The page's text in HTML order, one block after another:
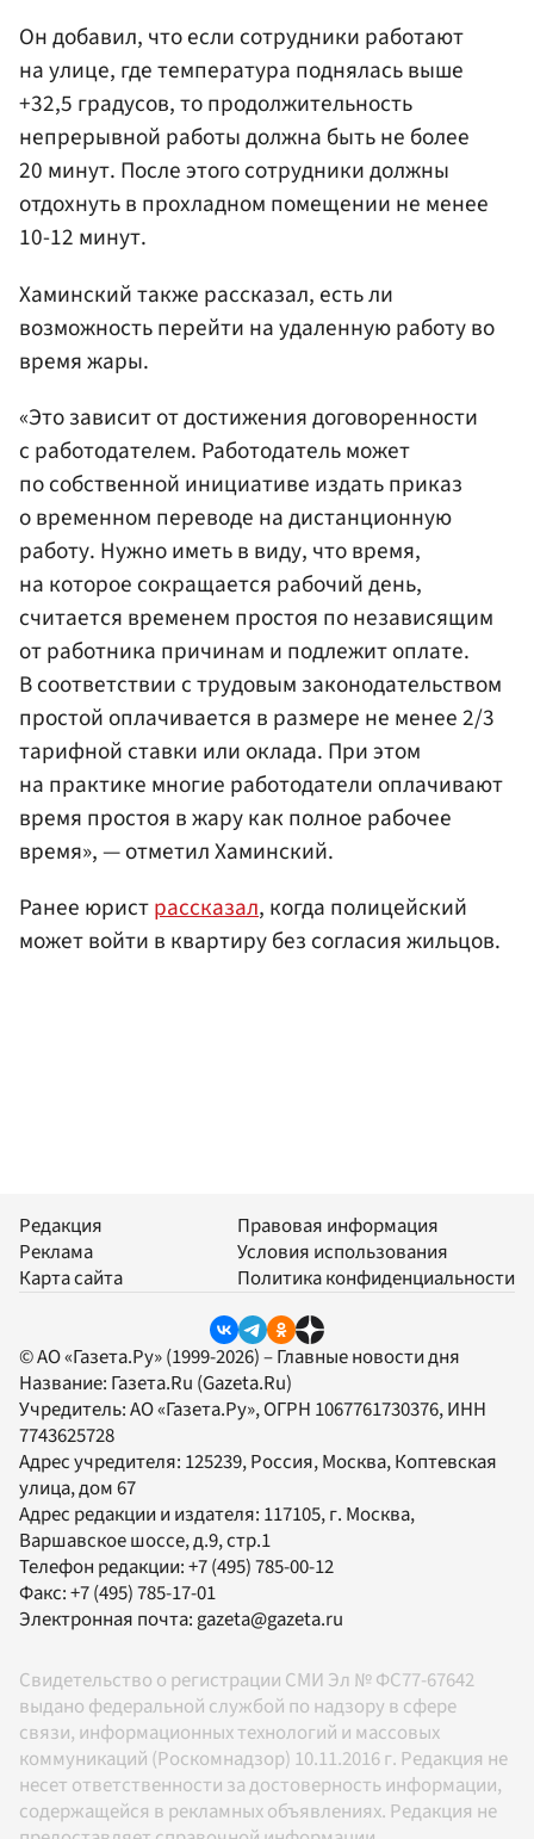
Он добавил, что если сотрудники работают
на улице, где температура поднялась выше
+32,5 градусов, то продолжительность
непрерывной работы должна быть не более
20 минут. После этого сотрудники должны
отдохнуть в прохладном помещении не менее
10-12 минут.
Хаминский также рассказал, есть ли
возможность перейти на удаленную работу во
время жары.
«Это зависит от достижения договоренности
с работодателем. Работодатель может
по собственной инициативе издать приказ
о временном переводе на дистанционную
работу. Нужно иметь в виду, что время,
на которое сокращается рабочий день,
считается временем простоя по независящим
от работника причинам и подлежит оплате.
В соответствии с трудовым законодательством
простой оплачивается в размере не менее 2/3
тарифной ставки или оклада. При этом
на практике многие работодатели оплачивают
время простоя в жару как полное рабочее
время», — отметил Хаминский.
Ранее юристрассказал, когда полицейский
может войти в квартиру без согласия жильцов.
Редакция
Реклама
Карта сайта
Правовая информация
Условия использования
Политика конфиденциальности
© АО «Газета.Ру» (1999-2026) – Главные новости дня
Название: Газета.Ru (Gazeta.Ru)
Учредитель:АО «Газета.Ру», ОГРН 1067761730376, ИНН
7743625728
Адрес учредителя: 125239, Россия, Москва, Коптевская
улица, дом 67
Адрес редакции и издателя: 117105, г. Москва,
Варшавское шоссе, д.9, стр.1
Телефон редакции:+7 (495) 785-00-12
Факс:+7 (495) 785-17-01
Электронная почта:gazeta@gazeta.ru
Свидетельство о регистрации СМИ Эл № ФС77-67642
выдано федеральной службой по надзору в сфере
связи, информационных технологий и массовых
коммуникаций (Роскомнадзор) 10.11.2016 г. Редакция не
несет ответственности за достоверность информации,
содержащейся в рекламных объявлениях. Редакция не